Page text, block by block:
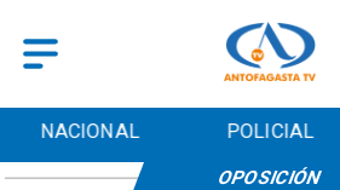
NACIONAL POLICIAL
OPOSICIÓN